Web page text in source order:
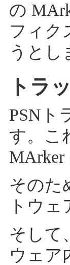
の
フィク
うとし
トラ
PSNト
す。こ
そのた
トウ
そして
ウェア